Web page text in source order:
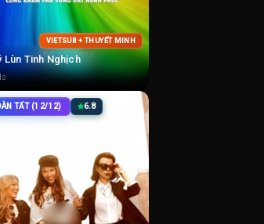
VIETSUB + THUYẾT MINH
Lùn Tinh Nghịch
TẤT (12/12) 6.8